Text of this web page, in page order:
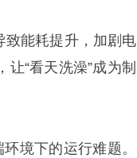
致能耗提升，加剧电
“看天洗澡”成为制
境下的运行难题。